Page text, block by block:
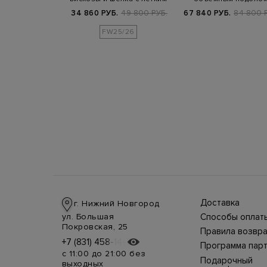
34 860 РУБ. 49 800 РУБ.
FW25/26
67 840 РУБ. 84 800
г. Нижний Новгород
ул. Большая
Покровская, 25
+7 (831) 458-14-75
+7 (831) 458-14-75
с 11:00 до 21:00 без
выходных
Доставка
производится
курьерской
СДЭК, DHL при
предоплате.
Возможные
дополнительные
Способы
магазине
осуществляется
несколькими
способами:
Правила
Интернет-магазин
позволяет
товар в течение
недель с момента
Программа
Подарочный